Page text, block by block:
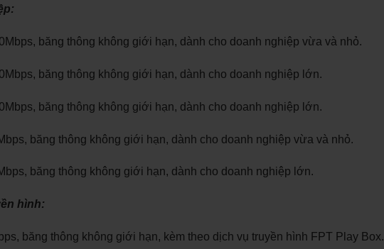
băng thông không giới hạn, dành cho doanh nghiệp vừa và nhỏ.
băng thông không giới hạn, dành cho doanh nghiệp lớn.
băng thông không giới hạn, dành cho doanh nghiệp lớn.
băng thông không giới hạn, dành cho doanh nghiệp vừa và nhỏ.
băng thông không giới hạn, dành cho doanh nghiệp lớn.
hình:
băng thông không giới hạn, kèm theo dịch vụ truyền hình FPT Play Box.